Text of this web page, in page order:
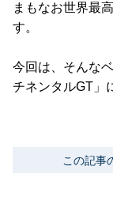
まもなお世界最
す。
今回は、そんな
チネンタルGT」
この記事